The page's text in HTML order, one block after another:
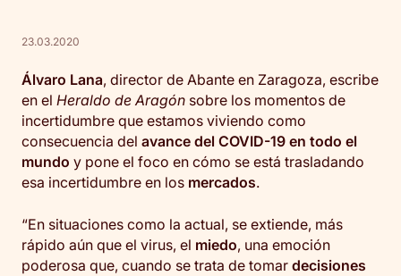
23.03.2020
Álvaro Lana, director de Abante en Zaragoza, escribe
en el Heraldo de Aragón sobre los momentos de
incertidumbre que estamos viviendo como
consecuencia del avance del COVID-19 en todo el
mundo y pone el foco en cómo se está trasladando
esa incertidumbre en los mercados.
“En situaciones como la actual, se extiende, más
rápido aún que el virus, el miedo, una emoción
poderosa que, cuando se trata de tomar decisiones